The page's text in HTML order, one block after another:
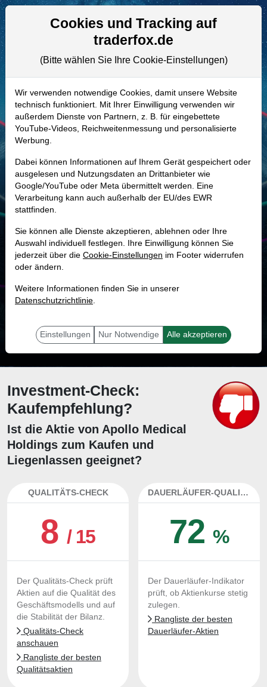
Aktien- und Artikelsuche
A14SUE | AMEH–Apollo Medical
Holdings Aktie
Realtime-Aktienkurs:
- - -
-
Marktkapitalisierung 1,77 Mrd. USD
Unternehmenswert
Umsatz 3,18 Mrd. USD
67.9 %
mit dieser Aktie erfolgreich sein.
Investment-Check:
Kaufempfehlung?
Ist die Aktie von Apollo Medical
Holdings zum Kaufen und
Liegenlassen geeignet?
QUALITÄTS-CHECK
8/ 15
Der Qualitäts-Check prüft
Aktien auf die Qualität des
Geschäftsmodells und auf
die Stabilität der Bilanz.
Qualitäts-Check
anschauen
Rangliste der besten
Qualitätsaktien
DAUERLÄUFER-QUALITÄTEN
72%
Der Dauerläufer-Indikator
prüft, ob Aktienkurse stetig
zulegen.
Rangliste der besten
Dauerläufer-Aktien
Cookies und Tracking auf
traderfox.de
(Bitte wählen Sie Ihre Cookie-Einstellungen)
Wir verwenden notwendige Cookies, damit unsere Website
technisch funktioniert. Mit Ihrer Einwilligung verwenden wir
außerdem Dienste von Partnern, z. B. für eingebettete
YouTube-Videos, Reichweitenmessung und personalisierte
Werbung.
Dabei können Informationen auf Ihrem Gerät gespeichert oder
ausgelesen und Nutzungsdaten an Drittanbieter wie
Google/YouTube oder Meta übermittelt werden. Eine
Verarbeitung kann auch außerhalb der EU/des EWR
stattfinden.
Sie können alle Dienste akzeptieren, ablehnen oder Ihre
Auswahl individuell festlegen. Ihre Einwilligung können Sie
jederzeit über die Cookie-Einstellungen im Footer widerrufen
oder ändern.
Weitere Informationen finden Sie in unserer
Datenschutzrichtlinie.
Einstellungen Nur Notwendige Alle akzeptieren